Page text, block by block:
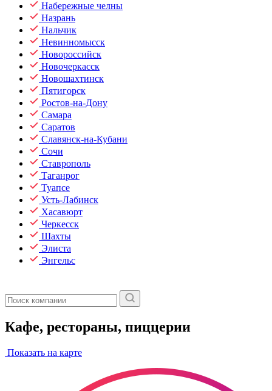
Набережные челны
Назрань
Нальчик
Невинномысск
Новороссийск
Новочеркасск
Новошахтинск
Пятигорск
Ростов-на-Дону
Самара
Саратов
Славянск-на-Кубани
Сочи
Ставрополь
Таганрог
Туапсе
Усть-Лабинск
Хасавюрт
Черкесск
Шахты
Элиста
Энгельс
Кафе, рестораны, пиццерии
Показать на карте